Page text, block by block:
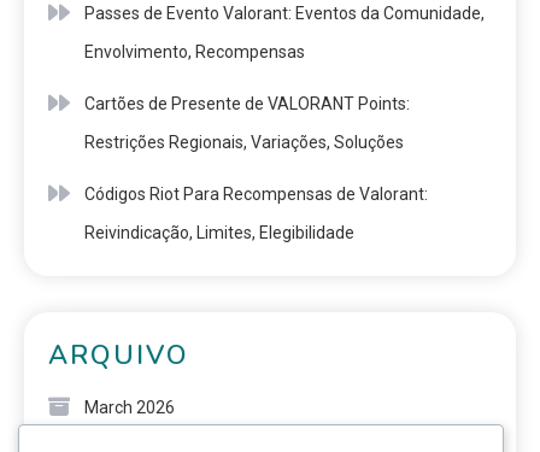
Passes de Evento Valorant: Eventos da Comunidade,
Envolvimento, Recompensas
Cartões de Presente de VALORANT Points:
Restrições Regionais, Variações, Soluções
Códigos Riot Para Recompensas de Valorant:
Reivindicação, Limites, Elegibilidade
ARQUIVO
March 2026